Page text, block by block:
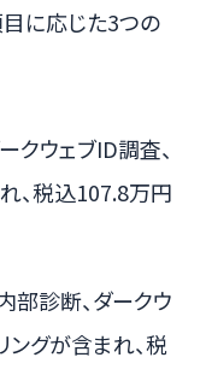
に応じた3つの
クウェブID調査、
、税込107.8万円
部診断、ダークウ
ングが含まれ、税